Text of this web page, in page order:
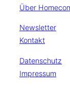
Über
Newsletter
Kontakt
Datenschutz
Impressum